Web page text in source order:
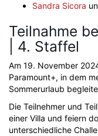
Sandra Sicora
Teilnahme
| 4. Staffel
Am 19. November
Paramount+, in dem
Sommerurlaub
Die Teilnehmer und
einer Villa und feiern
unterschiedliche